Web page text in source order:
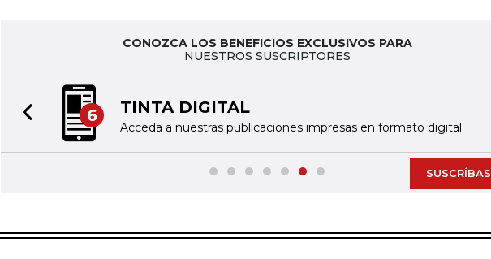
CONOZCA LOS BENEFICIOS EXCLUSIVOS PARA
NUESTROS SUSCRIPTORES
6 TINTA DIGITAL
Acceda a nuestras publicaciones impresas en formato digital
Previous slide